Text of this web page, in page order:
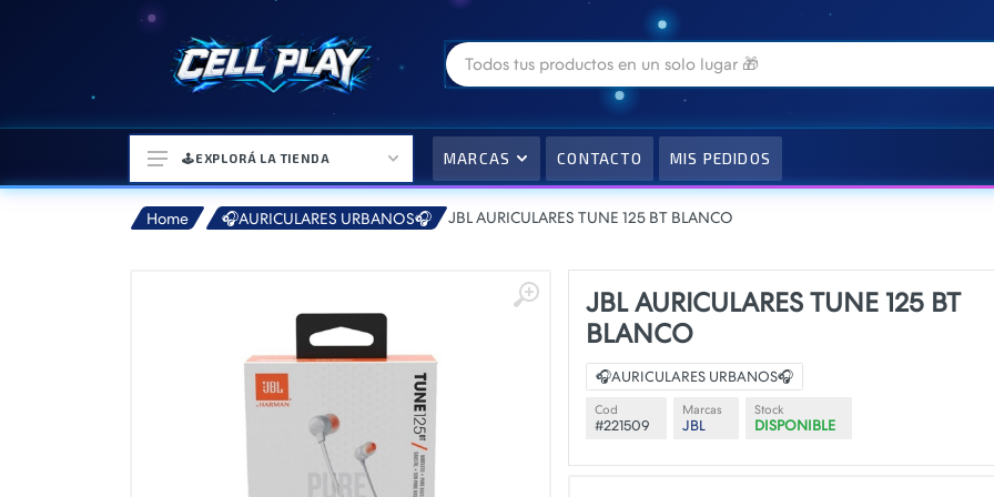
🎒MOCHILAS Y MAS👝
🎧AURICULARES URBANOS🎧
🎮CONSOLAS Y VIDEOJUEGOS
🎵PARLANTES BLUETOOTH🎵
🕹️EXPLORÁ LA TIENDA MARCAS CONTACTO MIS PEDIDOS
Home 🎧AURICULARES URBANOS🎧 JBL AURICULARES TUNE 125 BT BLANCO
JBL AURICULARES TUNE 125 BT
BLANCO
🎧AURICULARES URBANOS🎧
Cod
#221509
Marcas
JBL
Stock
DISPONIBLE